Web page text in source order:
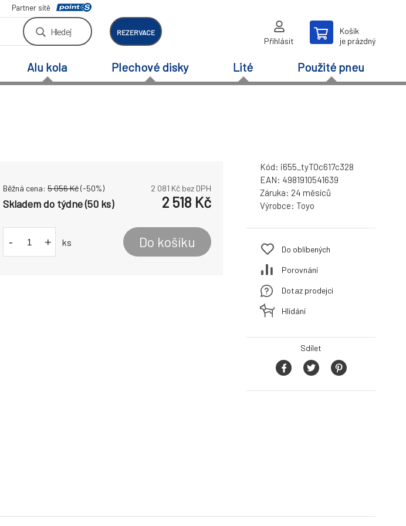
Partner sítě
Hledej REZERVACE
Přihlásit
Košík
je prázdný
Alu kola Plechové disky Lité Použité pneu
Běžná cena: 5 056Kč(-50%) 2 081 Kč bez DPH
Skladem do týdne (50 ks) 2 518 Kč
- + ks Do košíku
Kód: i655_tyTOc617c328
EAN: 4981910541639
Záruka: 24 měsíců
Výrobce: Toyo
Do oblíbených
Porovnání
Dotaz prodejci
Hlídání
Sdílet